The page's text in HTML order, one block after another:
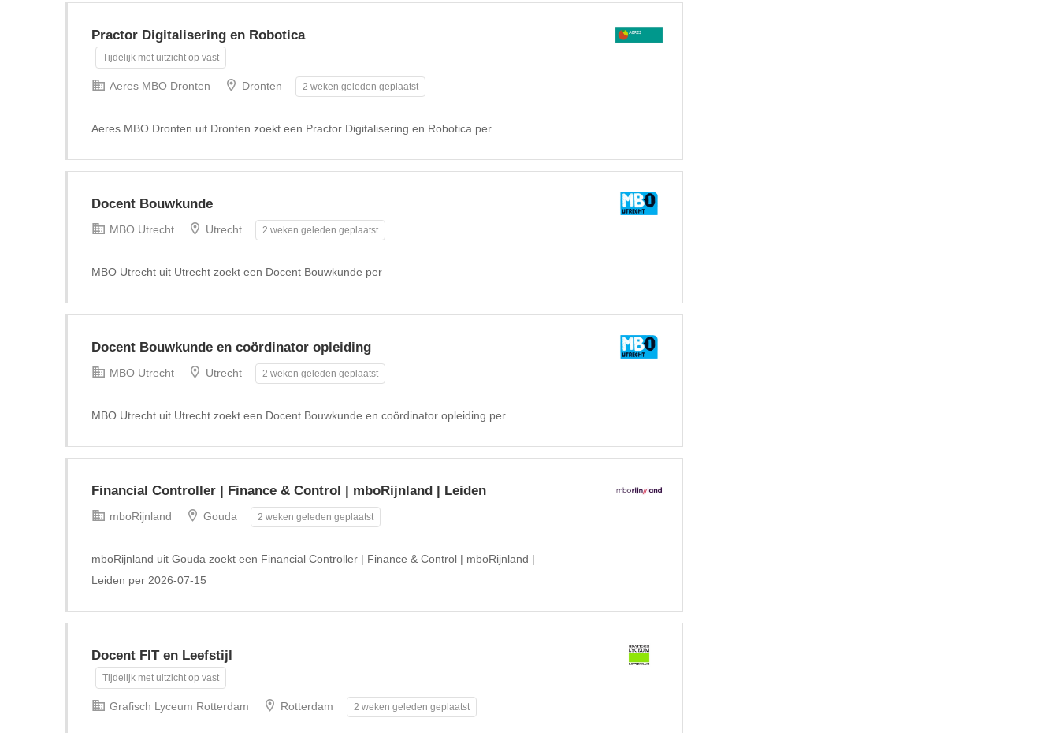
Practor Digitalisering en Robotica
Tijdelijk met uitzicht op vast
Aeres MBO Dronten Dronten 2 weken geleden geplaatst
Aeres MBO Dronten uit Dronten zoekt een Practor Digitalisering en Robotica per
Docent Bouwkunde
MBO Utrecht Utrecht 2 weken geleden geplaatst
MBO Utrecht uit Utrecht zoekt een Docent Bouwkunde per
Docent Bouwkunde en coördinator opleiding
MBO Utrecht Utrecht 2 weken geleden geplaatst
MBO Utrecht uit Utrecht zoekt een Docent Bouwkunde en coördinator opleiding per
Financial Controller | Finance & Control | mboRijnland | Leiden
mboRijnland Gouda 2 weken geleden geplaatst
mboRijnland uit Gouda zoekt een Financial Controller | Finance & Control | mboRijnland |
Leiden per 2026-07-15
Docent FIT en Leefstijl
Tijdelijk met uitzicht op vast
Grafisch Lyceum Rotterdam Rotterdam 2 weken geleden geplaatst